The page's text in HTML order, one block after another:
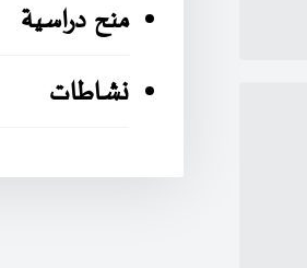
منح دراسية
نشاطات